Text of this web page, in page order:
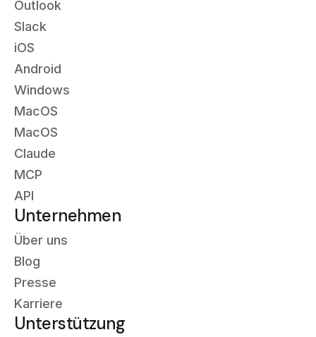
Outlook
Slack
iOS
Android
Windows
MacOS
MacOS
Claude
MCP
API
Unternehmen
Über uns
Blog
Presse
Karriere
Unterstützung